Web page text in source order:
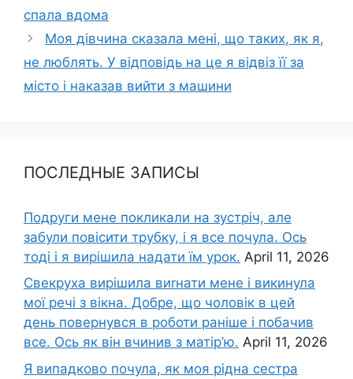
спала вдома
Моя дівчина сказала мені, що таких, як я,
не люблять. У відповідь на це я відвіз її за
місто і наказав вийти з машини
ПОСЛЕДНЫЕ ЗАПИСЫ
Подруги мене покликали на зустріч, але
забули повісити трубку, і я все почула. Ось
тоді і я вирішила надати їм урок. April 11, 2026
Свекруха вирішила виrнати мене і викинула
мої речі з вікна. Добре, що чоловік в цей
день повернувся в роботи раніше і побачив
все. Ось як він вчинив з матір’ю. April 11, 2026
Я випадково почула, як моя рідна сестра